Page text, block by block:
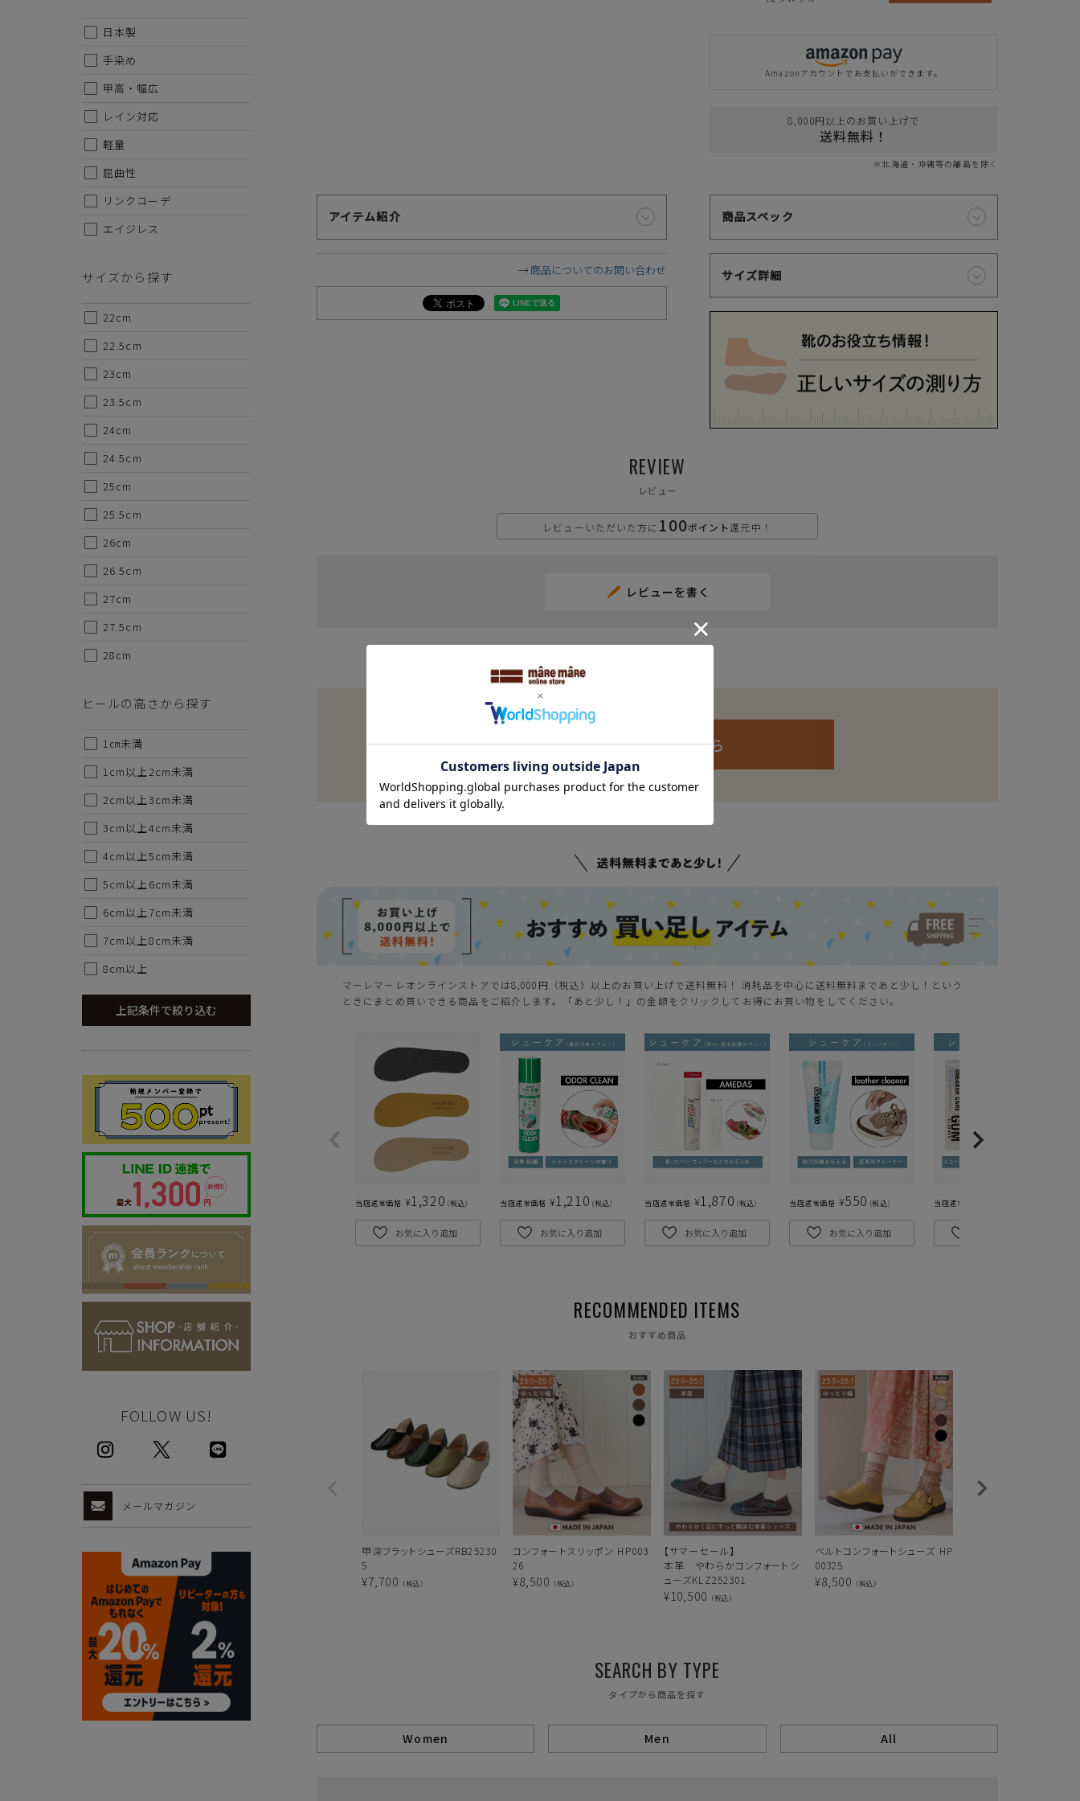
Amazonアカウントでお支払いができます。
8,000円以上のお買い上げで
送料無料！
※北海道・沖縄等の離島を除く
アイテム紹介
商品についてのお問い合わせ
商品スペック
サイズ詳細
REVIEW
レビュー
レビューいただいた方に 100ポイント還元中！
レビューを書く
ご購入はこちら
マーレマーレオンラインストアでは8,000円（税込）以上のお買い上げで送料無料！ 消耗品を中心に送料無料まであと少し！という
ときにまとめ買いできる商品をご紹介します。「あと少し！」の金額をクリックしてお得にお買い物をしてください。
当店通常価格 ¥1,320 税込
お気に入り追加
当店通常価格 ¥1,210 税込
お気に入り追加
当店通常価格 ¥1,870 税込
お気に入り追加
当店通常価格 ¥550 税込
お気に入り追加
当店通常価格
おすすめ商品
甲深フラットシューズRB25230
5
¥7,700 （税込）
コンフォートスリッポン HP003
26
¥8,500 （税込）
【サマーセール】
本革 やわらかコンフォートシ
ューズKLZ252301
¥10,500 （税込）
ベルトコンフォートシューズ HP
00325
¥8,500 （税込）
SEARCH BY TYPE
タイプから商品を探す
Women Men All
日本製
手染め
甲高・幅広
レイン対応
軽量
屈曲性
リンクコーデ
エイジレス
サイズから探す
22cm
22.5cm
23cm
23.5cm
24cm
24.5cm
25cm
25.5cm
26cm
26.5cm
27cm
27.5cm
28cm
ヒールの高さから探す
1㎝未満
1cm以上2cm未満
2cm以上3cm未満
3cm以上4cm未満
4cm以上5cm未満
5cm以上6cm未満
6cm以上7cm未満
7cm以上8cm未満
8cm以上
上記条件で絞り込む
FOLLOW US!
メールマガジン
代金のお支払い方法について
クレジットカード・銀行振込（前払い）・Amazonペイ・代
お届け時間帯の指定について
ご注文から5日以降でしたら、お届け日時と時間帯をご指定
クレジットカードでのお支払いについて
づき、ご指定の口座から引落としさせていただきます。
ご注意事項
・セール/アウトレット商品の交換・返品は原則としてご遠慮願います。
・掲載されております商品の色はPCモニターにより色目に相違が生じる場合があります。予めご了承下さい。
・掲載されております画像を許可無くご使用にならないで下さい。お使いになりたい場合はお問い合せよりご連絡下さい。
・仕様および外観・価格は予告なく変更されることがあります。予めご了承下さい。
・当オンラインストアと実店舗では、一部商品にて割引率が異なります
支払・配送について
特定商取引法に基づく表示
個人情報保護方針